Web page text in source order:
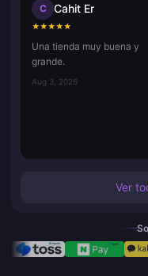
C Cahit Er
★★★★★
Una tienda muy buena y
grande.
Aug 3, 2026
Ver